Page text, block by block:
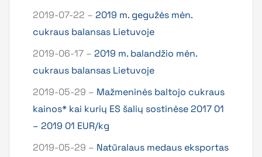
2019-07-22 – 2019 m. gegužės mėn.
cukraus balansas Lietuvoje
2019-06-17 – 2019 m. balandžio mėn.
cukraus balansas Lietuvoje
2019-05-29 – Mažmeninės baltojo cukraus
kainos* kai kurių ES šalių sostinėse 2017 01
– 2019 01 EUR/kg
2019-05-29 – Natūralaus medaus eksportas